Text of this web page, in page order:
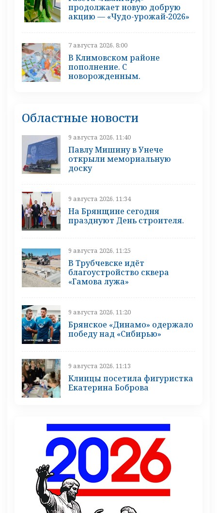
продолжает новую добрую
акцию — «Чудо-урожай‑2026»
7 августа 2026, 8:00
В Климовском районе
пополнение. С
новорожденным.
Областные новости
9 августа 2026, 11:40
Павлу Мишину в Унече
открыли мемориальную
доску
9 августа 2026, 11:34
На Брянщине сегодня
празднуют День строителя.
9 августа 2026, 11:25
В Трубчевске идёт
благоустройство сквера
«Гамова лужа»
9 августа 2026, 11:20
Брянское «Динамо» одержало
победу над «Сибирью»
9 августа 2026, 11:13
Клинцы посетила фигуристка
Екатерина Боброва